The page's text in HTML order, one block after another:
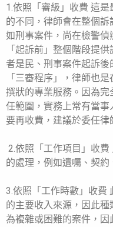
1.依照「審級」收費 這
的不同，律師會在整個
如刑事案件，尚在檢警
「起訴前」整個階段提
者是民、刑事案件起訴後
「三審程序」，律師也
撰狀的專業服務。因為
任範圍，實務上常有當
要再收費，建議於委任律
2.依照「工作項目」收
的處理，例如遺囑、契約
3.依照「工作時數」收費
的主要收入來源，因此
為複雜或困難的案件，